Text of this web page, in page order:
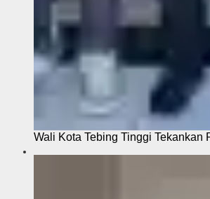
Wali Kota Tebing Tinggi